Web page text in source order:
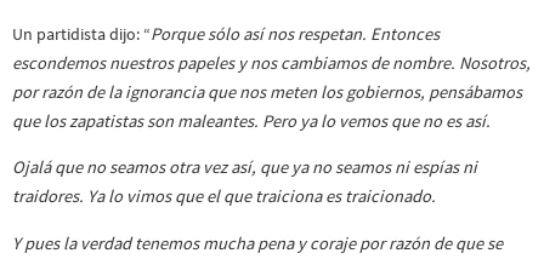
Un partidista dijo: “Porque sólo así nos respetan. Entonces
escondemos nuestros papeles y nos cambiamos de nombre. Nosotros,
por razón de la ignorancia que nos meten los gobiernos, pensábamos
que los zapatistas son maleantes. Pero ya lo vemos que no es así.
Ojalá que no seamos otra vez así, que ya no seamos ni espías ni
traidores. Ya lo vimos que el que traiciona es traicionado.
Y pues la verdad tenemos mucha pena y coraje por razón de que se